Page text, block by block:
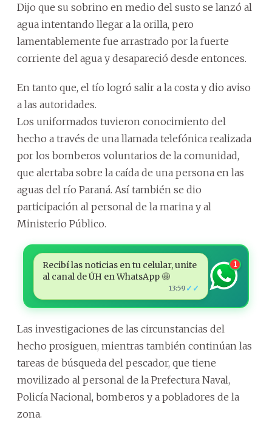
Dijo que su sobrino en medio del susto se lanzó al
agua intentando llegar a la orilla, pero
lamentablemente fue arrastrado por la fuerte
corriente del agua y desapareció desde entonces.
En tanto que, el tío logró salir a la costa y dio aviso
a las autoridades.
Los uniformados tuvieron conocimiento del
hecho a través de una llamada telefónica realizada
por los bomberos voluntarios de la comunidad,
que alertaba sobre la caída de una persona en las
aguas del río Paraná. Así también se dio
participación al personal de la marina y al
Ministerio Público.
Recibí las noticias en tu celular, unite
al canal de ÚH en WhatsApp 🤩
13:59 ✓✓
1
Las investigaciones de las circunstancias del
hecho prosiguen, mientras también continúan las
tareas de búsqueda del pescador, que tiene
movilizado al personal de la Prefectura Naval,
Policía Nacional, bomberos y a pobladores de la
zona.